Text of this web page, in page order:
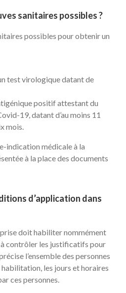
sanitaires possibles ?
possibles pour obtenir un
test virologique datant de
positif attestant du
19, datant d’au moins 11
mois.
indication médicale à la
à la place des documents
d’application dans
doit habiliter nommément
à contrôler les justificatifs pour
l’ensemble des personnes
les jours et horaires
ces personnes.